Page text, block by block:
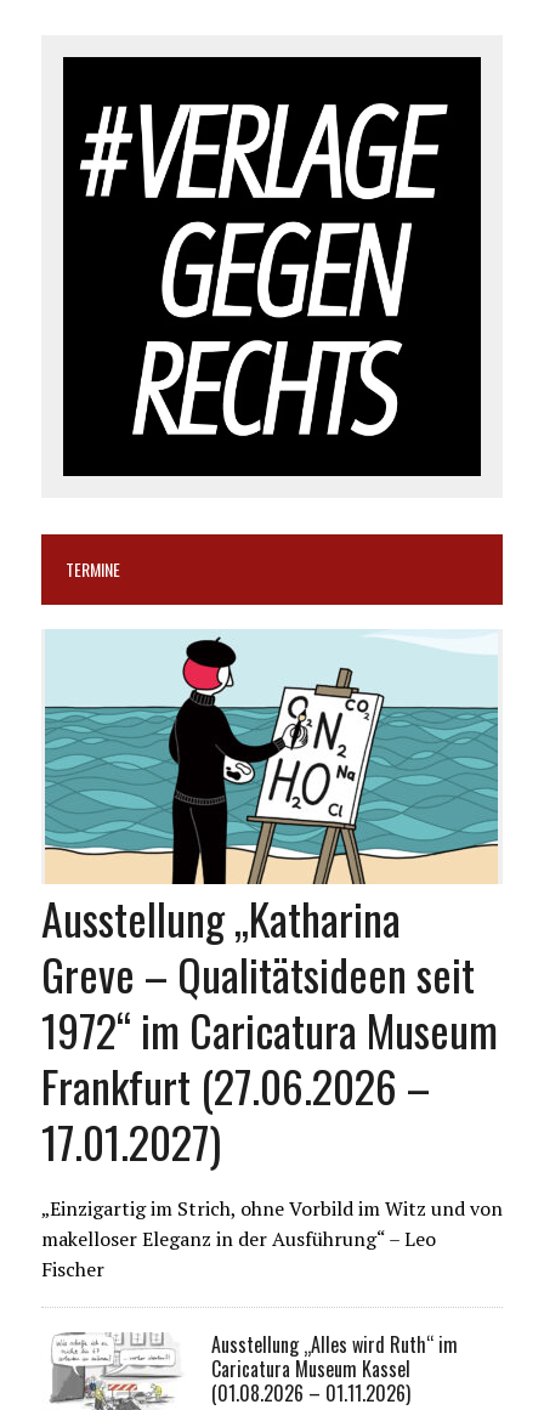
TERMINE
Ausstellung „Katharina
Greve – Qualitätsideen seit
1972“ im Caricatura Museum
Frankfurt (27.06.2026 –
17.01.2027)
„Einzigartig im Strich, ohne Vorbild im Witz und von
makelloser Eleganz in der Ausführung“ – Leo
Fischer
Ausstellung „Alles wird Ruth“ im
Caricatura Museum Kassel
(01.08.2026 – 01.11.2026)